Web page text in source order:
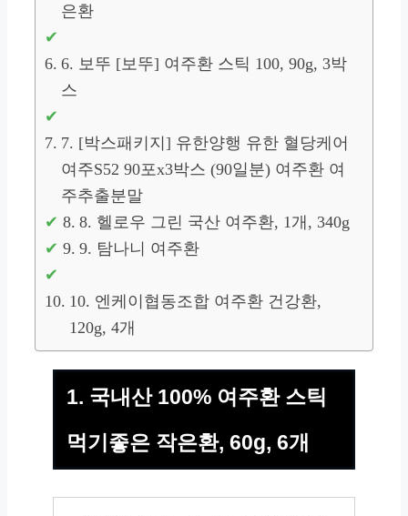
은환
6. 보뚜 [보뚜] 여주환 스틱 100, 90g, 3박
스
7. [박스패키지] 유한양행 유한 혈당케어
여주S52 90포x3박스 (90일분) 여주환 여
주추출분말
8. 헬로우 그린 국산 여주환, 1개, 340g
9. 탐나니 여주환
10. 엔케이협동조합 여주환 건강환,
120g, 4개
1. 국내산 100% 여주환 스틱
먹기좋은 작은환, 60g, 6개